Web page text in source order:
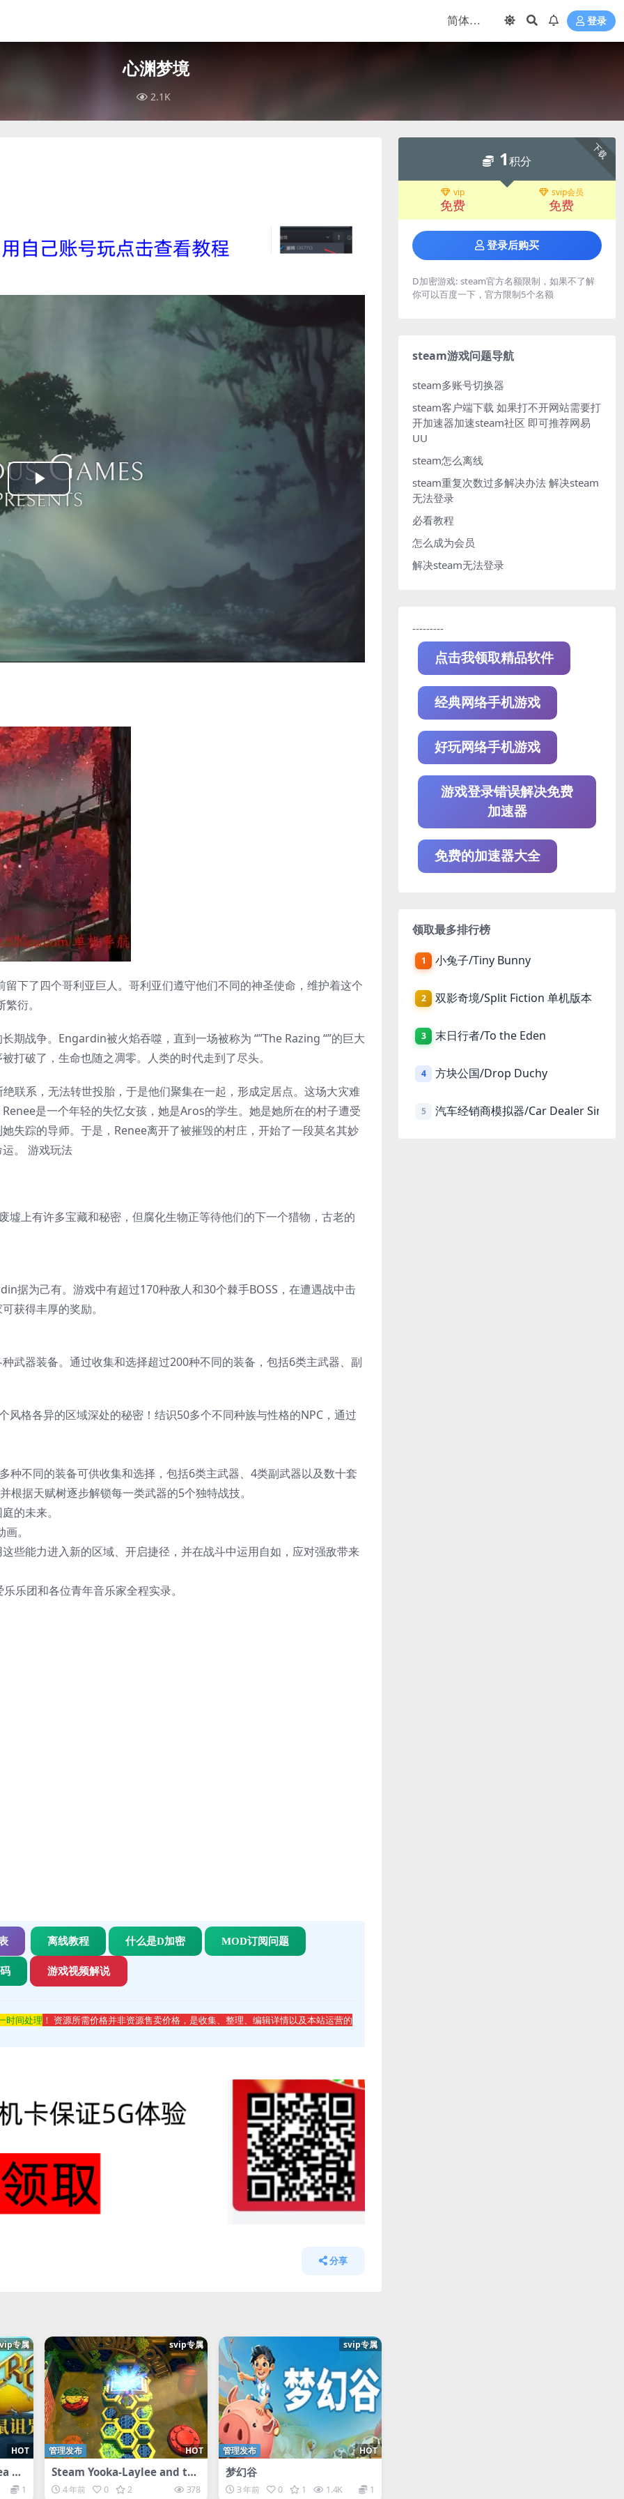
登录
心渊梦境
2.1K
Play
下了四个哥利亚巨人。哥利亚们遵守他们不同的神圣使命，维护着这个
衍。
期战争。Engardin被火焰吞噬，直到一场被称为 “”The Razing “”的巨大
打破了，生命也随之凋零。人类的时代走到了尽头。
联系，无法转世投胎，于是他们聚集在一起，形成定居点。这场大灾难
是一个年轻的失忆女孩，她是Aros的学生。她是她所在的村子遭受
失踪的导师。于是，Renee离开了被摧毁的村庄，开始了一段莫名其妙
。 游戏玩法
上有许多宝藏和秘密，但腐化生物正等待他们的下一个猎物，古老的
据为己有。游戏中有超过170种敌人和30个棘手BOSS，在遭遇战中击
获得丰厚的奖励。
武器装备。通过收集和选择超过200种不同的装备，包括6类主武器、副
格各异的区域深处的秘密！结识50多个不同种族与性格的NPC，通过
不同的装备可供收集和选择，包括6类主武器、4类副武器以及数十套
根据天赋树逐步解锁每一类武器的5个独特战技。
的未来。
。
些能力进入新的区域、开启捷径，并在战斗中运用自如，应对强敌带来
乐团和各位青年音乐家全程实录。
离线教程 什么是D加密 MOD订阅问题
游戏视频解说
时间处理 ！ 资源所需价格并非资源售卖价格，是收集、整理、编辑详情以及本站运营的
分享
专属
HOT
Ra
1
svip专属
HOT
管理发布
Steam Yooka-Laylee and the
Impossible Lair尤卡莱莉与无
4 年前 0 2 378
svip专属
HOT
管理发布
梦幻谷
3 年前 0 1 1.4K 1
下载
1积分
vip
免费
svip会员
免费
登录后购买
D加密游戏: steam官方名额限制，如果不了解
你可以百度一下，官方限制5个名额
steam游戏问题导航
steam多账号切换器
steam客户端下载 如果打不开网站需要打
开加速器加速steam社区 即可推荐网易
UU
steam怎么离线
steam重复次数过多解决办法 解决steam
无法登录
必看教程
怎么成为会员
解决steam无法登录
---------
点击我领取精品软件
经典网络手机游戏
好玩网络手机游戏
游戏登录错误解决免费
加速器
免费的加速器大全
领取最多排行榜
1 小兔子/Tiny Bunny
2 双影奇境/Split Fiction 单机版本
3 末日行者/To the Eden
4 方块公国/Drop Duchy
5 汽车经销商模拟器/Car Dealer